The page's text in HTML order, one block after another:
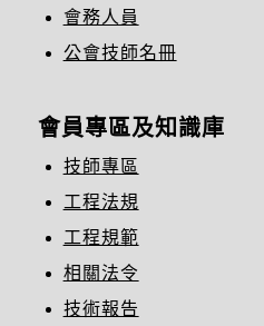
會務人員
公會技師名冊
會員專區及知識庫
技師專區
工程法規
工程規範
相關法令
技術報告